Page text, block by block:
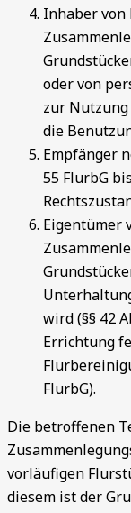
Inhaber von
oder von
zur
die
Empfänger
55 FlurbG
Eigentümer
wird (§§ 42
Errichtung
FlurbG).
Die betroffenen
vorläufigen
diesem ist der